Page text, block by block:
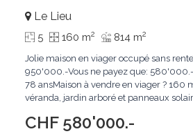
CHF 580'000.-
Le Lieu
5 160 m2 814 m2
Jolie maison en viager occupé sans
950'000.-Vous ne payez que:
78 ansMaison à vendre en viager ? 160
véranda, jardin arboré et panneaux
paisible et verdoyant, cette agréable